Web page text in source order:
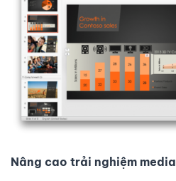
Nâng cao trải nghiệm media